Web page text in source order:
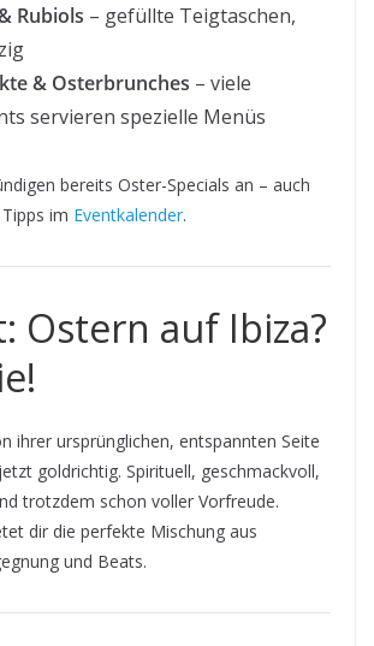
Rubiols – gefüllte Teigtaschen,
& Osterbrunches – viele
servieren spezielle Menüs
bereits Oster-Specials an – auch
im Eventkalender.
Ostern auf Ibiza?
ihrer ursprünglichen, entspannten Seite
goldrichtig. Spirituell, geschmackvoll,
trotzdem schon voller Vorfreude.
dir die perfekte Mischung aus
und Beats.